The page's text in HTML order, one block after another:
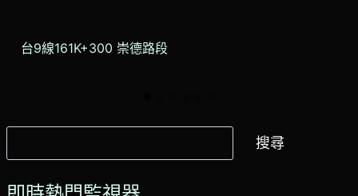
台9線161K+300 崇德路段
尋
搜尋